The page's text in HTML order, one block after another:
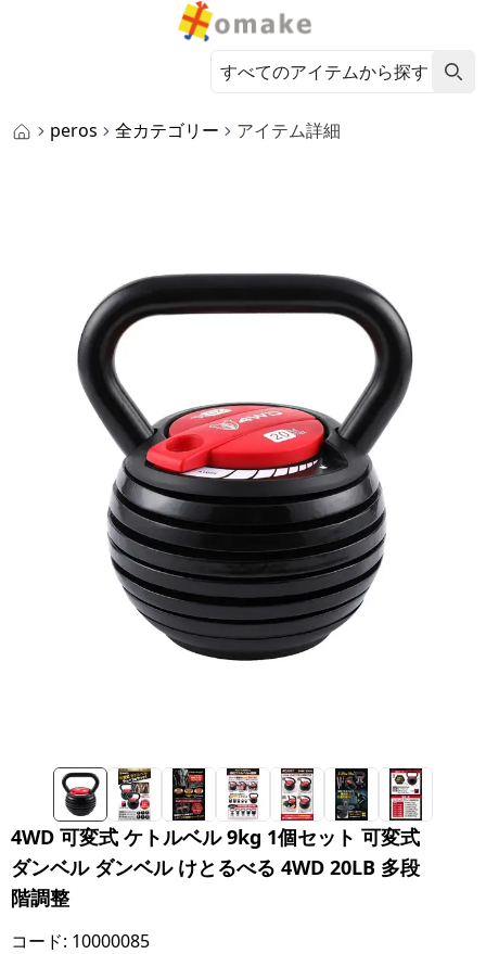
peros 全カテゴリー アイテム詳細
4WD 可変式 ケトルベル 9kg 1個セット 可変式
ダンベル ダンベル けとるべる 4WD 20LB 多段
階調整
コード: 10000085